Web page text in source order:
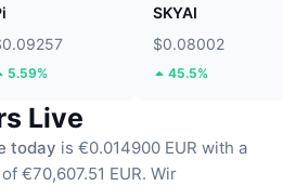
5.59%
SKYAI
$0.08002
45.5%
Live
today is €0.014900 EUR with a
€70,607.51 EUR. Wir